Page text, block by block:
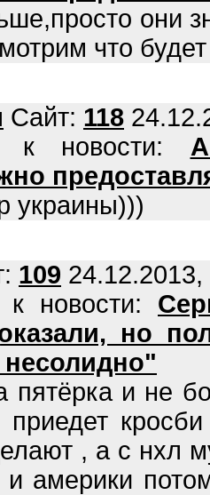
они
что
Сайт: 118
к новости:
украины)))
109
к новости:
но
пятёрка и не
приедет
, а с нхл
и америки